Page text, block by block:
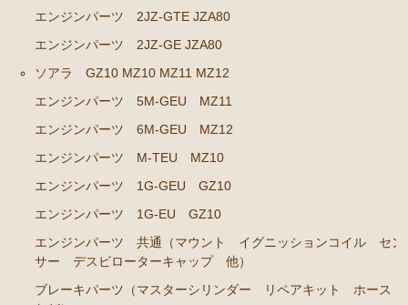
アーム タイロッドエンド など）
足回りパーツ（ベアリング ボールジョイント アー
燃料パーツ（ポンプ フィルター ダンパー センダ
シャフトブーツ など）
エンジンパーツ 5Ｍ-GEU MS123
エンジンパーツ 6M-GEU MS125
エンジンパーツ M-TEU
エンジンパーツ 2JZ-GTE JZA80
エンジンパーツ 2JZ-GE JZA80
ソアラ GZ10 MZ10 MZ11 MZ12
エンジンパーツ 5M-GEU MZ11
エンジンパーツ 6M-GEU MZ12
エンジンパーツ M-TEU MZ10
エンジンパーツ 1G-GEU GZ10
エンジンパーツ 1G-EU GZ10
エンジンパーツ 共通（マウント イグニッションコイル セン
サー デスビローターキャップ 他）
ブレーキパーツ（マスターシリンダー リペアキット ホース